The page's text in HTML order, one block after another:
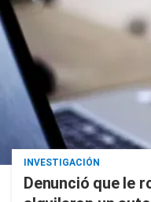
INVESTIGACIÓN
Denunció que le